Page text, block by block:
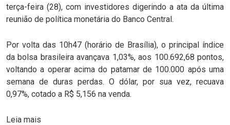
terça-feira (28), com investidores digerindo a ata da última
reunião de política monetária do Banco Central.
Por volta das 10h47 (horário de Brasília), o principal índice
da bolsa brasileira avançava 1,03%, aos 100.692,68 pontos,
voltando a operar acima do patamar de 100.000 após uma
semana de duras perdas. O dólar, por sua vez, recuava
0,97%, cotado a R$ 5,156 na venda.
Leia mais